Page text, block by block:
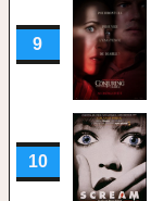
9
10